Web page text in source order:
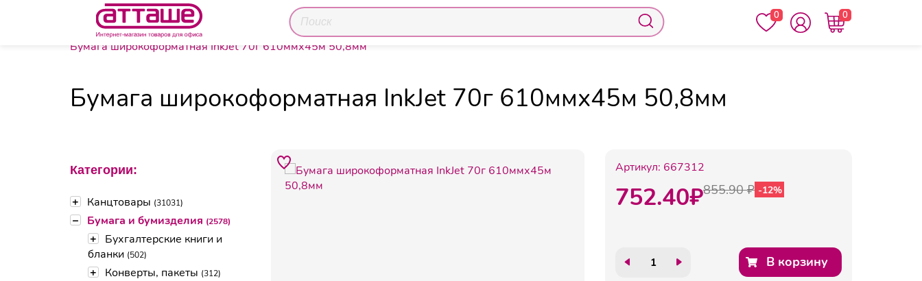
0 0
Главная Каталог товаров Бумага и бумизделия Бумага для плоттеров MEGA Engineer
Бумага широкоформатная InkJet 70г 610ммх45м 50,8мм
Категории:
+ Канцтовары (31031)
– Бумага и бумизделия (2578)
+
Бухгалтерские книги и
бланки (502)
+ Конверты, пакеты (312)
Бумага широкоформатная InkJet 70г 610ммх45м 50,8мм
Артикул: 667312
752.40₽855.90 ₽ -12%
В корзину